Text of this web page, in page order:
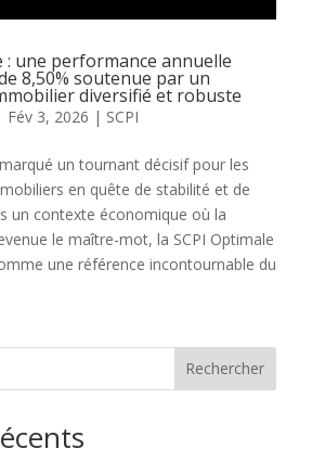
: une performance annuelle
8,50% soutenue par un
diversifié et robuste
Fév 3, 2026 | SCPI
un tournant décisif pour les
en quête de stabilité et de
un contexte économique où la
le maître-mot, la SCPI Optimale
une référence incontournable du
Rechercher